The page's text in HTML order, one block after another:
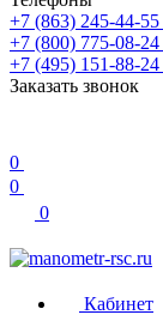
+7 (863) 245-44-55
+7 (800) 775-08-24
+7 (495) 151-88-24
Заказать звонок
0
0
0
Кабинет